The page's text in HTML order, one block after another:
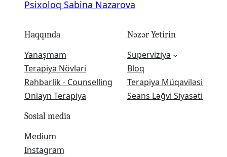
Psixoloq Sabina Nazarova
Haqqında
Yanaşmam
Terapiya Növləri
Rəhbərlik - Counselling
Onlayn Terapiya
Nəzər Yetirin
Superviziya
Bloq
Terapiya Müqaviləsi
Seans Ləğvi Siyasəti
Sosial media
Medium
Instagram